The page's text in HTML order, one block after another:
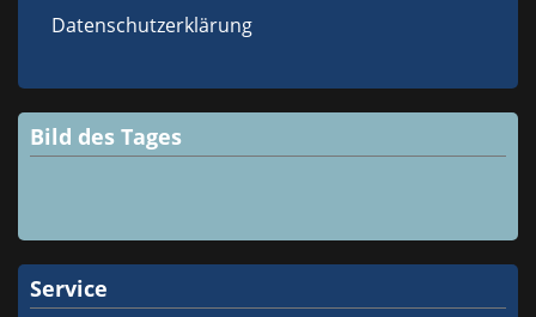
Datenschutzerklärung
Bild des Tages
Service